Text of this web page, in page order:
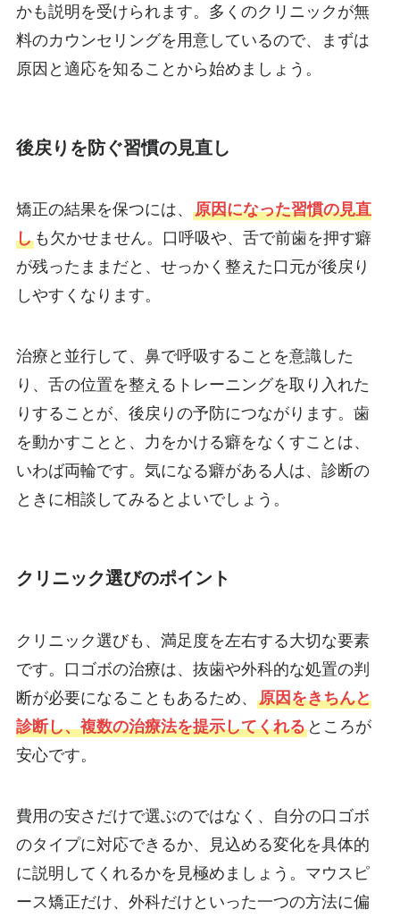
かも説明を受けられます。多くのクリニックが無
料のカウンセリングを用意しているので、まずは
原因と適応を知ることから始めましょう。
後戻りを防ぐ習慣の見直し
矯正の結果を保つには、 原因になった習慣の見直
しも欠かせません。口呼吸や、舌で前歯を押す癖
が残ったままだと、せっかく整えた口元が後戻り
しやすくなります。
治療と並行して、鼻で呼吸することを意識した
り、舌の位置を整えるトレーニングを取り入れた
りすることが、後戻りの予防につながります。歯
を動かすことと、力をかける癖をなくすことは、
いわば両輪です。気になる癖がある人は、診断の
ときに相談してみるとよいでしょう。
クリニック選びのポイント
クリニック選びも、満足度を左右する大切な要素
です。口ゴボの治療は、抜歯や外科的な処置の判
断が必要になることもあるため、 原因をきちんと
診断し、複数の治療法を提示してくれるところが
安心です。
費用の安さだけで選ぶのではなく、自分の口ゴボ
のタイプに対応できるか、見込める変化を具体的
に説明してくれるかを見極めましょう。マウスピ
ース矯正だけ、外科だけといった一つの方法に偏